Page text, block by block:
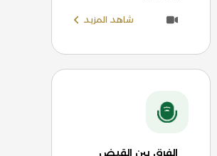
شاهد المزيد
الفرق بين القبض